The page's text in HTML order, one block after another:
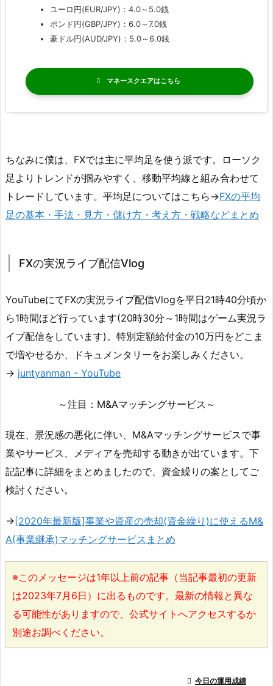
ユーロ円(EUR/JPY)：4.0～5.0銭
ポンド円(GBP/JPY)：6.0～7.0銭
豪ドル円(AUD/JPY)：5.0～6.0銭
マネースクエア
ちなみに僕は、FXでは主に平均足を使う派です。ローソク
足よりトレンドが掴みやすく、移動平均線と組み合わせて
トレードしています。平均足についてはこちら→FXの平均
足の基本・手法・見方・儲け方・考え方・戦略などまとめ
FXの実況ライブ配信Vlog
YouTubeにてFXの実況ライブ配信Vlogを平日21時40分頃か
ら1時間ほど行っています(20時30分～1時間はゲーム実況ラ
イブ配信をしています)。特別定額給付金の10万円をどこま
で増やせるか、ドキュメンタリーをお楽しみください。
→ juntyanman - YouTube
～注目：M&Aマッチングサービス～
現在、景況感の悪化に伴い、M&Aマッチングサービスで事
業やサービス、メディアを売却する動きが出ています。下
記記事に詳細をまとめましたので、資金繰りの案としてご
検討ください。
→ [2020年最新版]事業や資産の売却(資金繰り)に使えるM&
A(事業継承)マッチングサービスまとめ
※このメッセージは1年以上前の記事（当記事最初の更新
は2023年7月6日）に出るものです。最新の情報と異な
る可能性がありますので、公式サイトへアクセスするか
別途お調べください。
 今日の運用成績